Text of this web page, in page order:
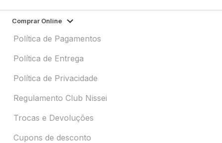
Comprar Online
Política de Pagamentos
Política de Entrega
Política de Privacidade
Regulamento Club Nissei
Trocas e Devoluções
Cupons de desconto